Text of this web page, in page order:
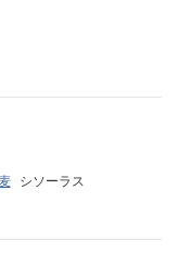
シソーラス